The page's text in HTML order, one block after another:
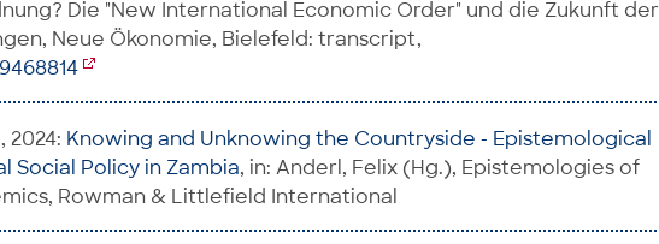
Die "New International Economic Order" und die Zukunft der
Neue Ökonomie, Bielefeld: transcript,
2024: Knowing and Unknowing the Countryside - Epistemological
Social Policy in Zambia, in: Anderl, Felix (Hg.), Epistemologies of
Rowman & Littlefield International